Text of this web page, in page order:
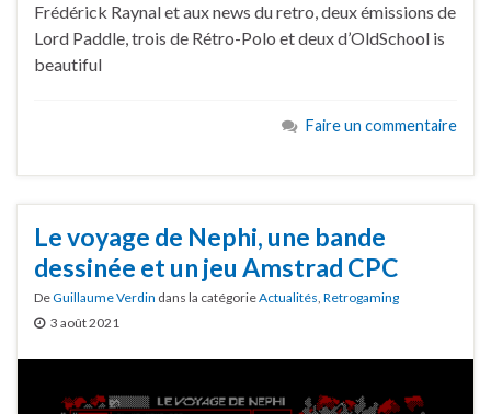
Frédérick Raynal et aux news du retro, deux émissions de
Lord Paddle, trois de Rétro-Polo et deux d’OldSchool is
beautiful
Faire un commentaire
Le voyage de Nephi, une bande
dessinée et un jeu Amstrad CPC
DeGuillaume Verdin dans la catégorieActualités Retrogaming
3 août 2021